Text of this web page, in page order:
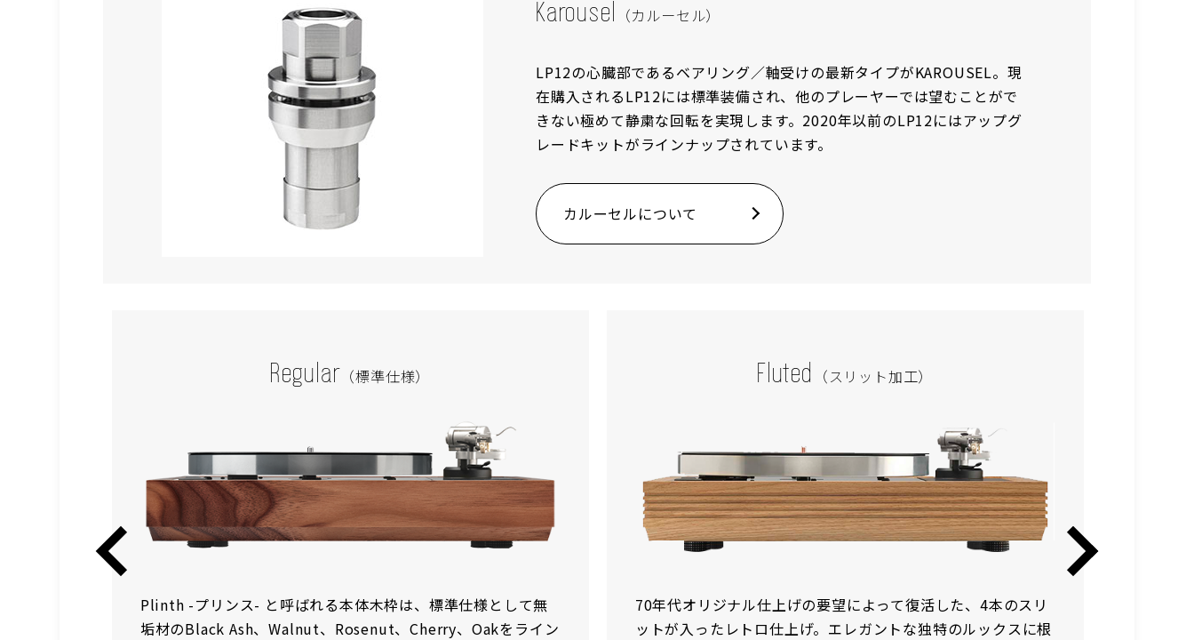
Karousel （カルーセル）
LP12の心臓部であるベアリング／軸受けの最新タイプがKAROUSEL。現
在購入されるLP12には標準装備され、他のプレーヤーでは望むことがで
きない極めて静粛な回転を実現します。2020年以前のLP12にはアップグ
レードキットがラインナップされています。
カルーセルについて
Regular （標準仕様）
Plinth -プリンス- と呼ばれる本体木枠は、標準仕様として無
垢材のBlack Ash、Walnut、Rosenut、Cherry、Oakをライン
Fluted （スリット加工）
70年代オリジナル仕上げの要望によって復活した、4本のスリ
ットが入ったレトロ仕上げ。エレガントな独特のルックスに根